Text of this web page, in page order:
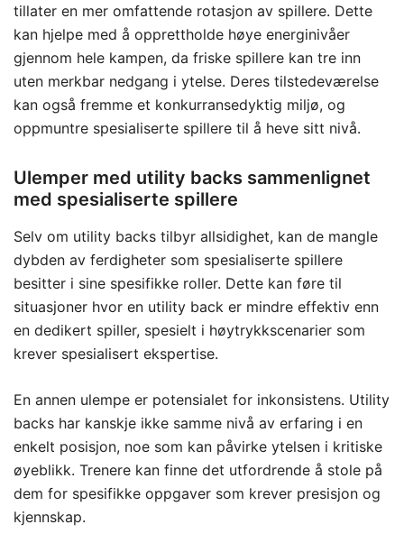
tillater en mer omfattende rotasjon av spillere. Dette
kan hjelpe med å opprettholde høye energinivåer
gjennom hele kampen, da friske spillere kan tre inn
uten merkbar nedgang i ytelse. Deres tilstedeværelse
kan også fremme et konkurransedyktig miljø, og
oppmuntre spesialiserte spillere til å heve sitt nivå.
Ulemper med utility backs sammenlignet
med spesialiserte spillere
Selv om utility backs tilbyr allsidighet, kan de mangle
dybden av ferdigheter som spesialiserte spillere
besitter i sine spesifikke roller. Dette kan føre til
situasjoner hvor en utility back er mindre effektiv enn
en dedikert spiller, spesielt i høytrykkscenarier som
krever spesialisert ekspertise.
En annen ulempe er potensialet for inkonsistens. Utility
backs har kanskje ikke samme nivå av erfaring i en
enkelt posisjon, noe som kan påvirke ytelsen i kritiske
øyeblikk. Trenere kan finne det utfordrende å stole på
dem for spesifikke oppgaver som krever presisjon og
kjennskap.